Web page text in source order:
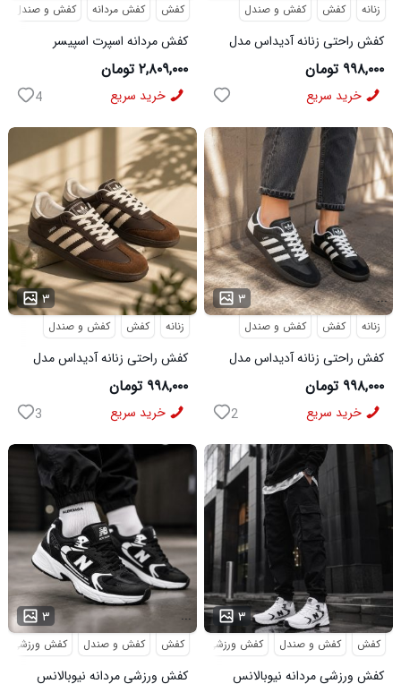
کفش کفش مردانه کفش و صندل
کفش مردانه اسپرت اسپیسر
50728
۲,۸۰۹,۰۰۰ تومان
خرید سریع 4
زنانه کفش کفش و صندل
کفش راحتی زنانه آدیداس مدل
سامبا سفید
۹۹۸,۰۰۰ تومان
خرید سریع
۳ ...
زنانه کفش کفش و صندل
کفش راحتی زنانه آدیداس مدل
سامبا قهوه ای
۹۹۸,۰۰۰ تومان
خرید سریع 3
۳ ...
زنانه کفش کفش و صندل
کفش راحتی زنانه آدیداس مدل
سامبا مشکی
۹۹۸,۰۰۰ تومان
خرید سریع 2
۳ ...
کفش کفش و صندل کفش ورزشی
کفش ورزشی مردانه نیوبالانس
۳ ...
کفش کفش و صندل کفش ورزشی
کفش ورزشی مردانه نیوبالانس